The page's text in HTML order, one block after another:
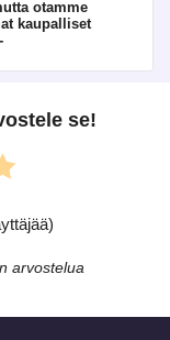
otamme
kaupalliset
se!
)
arvostelua